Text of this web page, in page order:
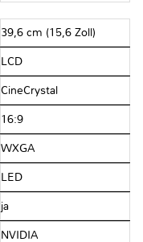
39,6 cm (15,6 Zoll)
LCD
CineCrystal
16:9
WXGA
LED
ja
NVIDIA